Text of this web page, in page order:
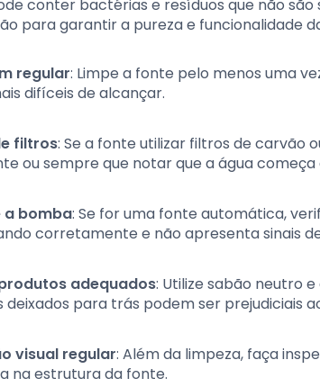
conter bactérias e resíduos que não
para garantir a pureza e funcionalidade
regular: Limpe a fonte pelo menos uma
difíceis de alcançar.
filtros: Se a fonte utilizar filtros de carvão
ou sempre que notar que a água
a bomba: Se for uma fonte automática,
corretamente e não apresenta sinais
adequados: Utilize sabão neutro
deixados para trás podem ser prejudiciais
visual regular: Além da limpeza, faça
na estrutura da fonte.